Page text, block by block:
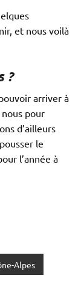
et nous voilà
?
arriver à
pour
d’ailleurs
le
l’année à
Alpes